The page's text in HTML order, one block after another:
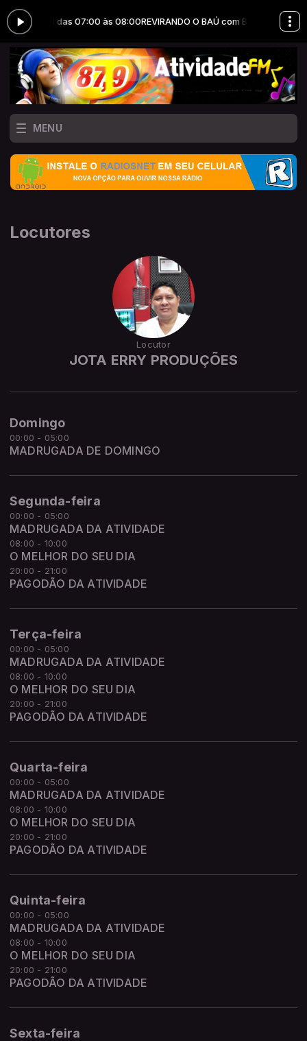
BIA IPSEN das 07:00 às 08:00REVIRANDO O BAÚ com BIA IPSEN das
MENU
Locutores
Locutor
JOTA ERRY PRODUÇÕES
Domingo
00:00 - 05:00
MADRUGADA DE DOMINGO
Segunda-feira
00:00 - 05:00
MADRUGADA DA ATIVIDADE
08:00 - 10:00
O MELHOR DO SEU DIA
20:00 - 21:00
PAGODÃO DA ATIVIDADE
Terça-feira
00:00 - 05:00
MADRUGADA DA ATIVIDADE
08:00 - 10:00
O MELHOR DO SEU DIA
20:00 - 21:00
PAGODÃO DA ATIVIDADE
Quarta-feira
00:00 - 05:00
MADRUGADA DA ATIVIDADE
08:00 - 10:00
O MELHOR DO SEU DIA
20:00 - 21:00
PAGODÃO DA ATIVIDADE
Quinta-feira
00:00 - 05:00
MADRUGADA DA ATIVIDADE
08:00 - 10:00
O MELHOR DO SEU DIA
20:00 - 21:00
PAGODÃO DA ATIVIDADE
Sexta-feira